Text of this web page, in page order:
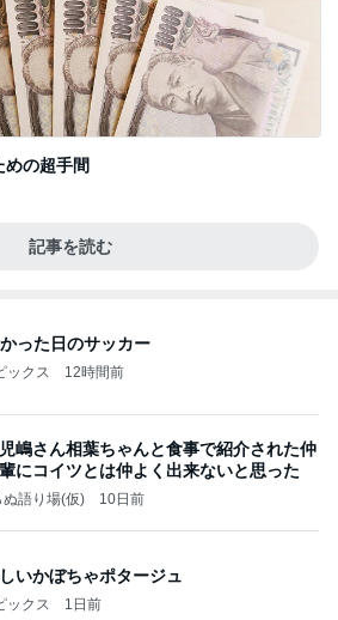
めの超手間
記事を読む
った日のサッカー
ックス 12時間前
嶋さん相葉ちゃんと食事で紹介された仲
にコイツとは仲よく出来ないと思った
語り場(仮) 10日前
いかぼちゃポタージュ
ックス 1日前